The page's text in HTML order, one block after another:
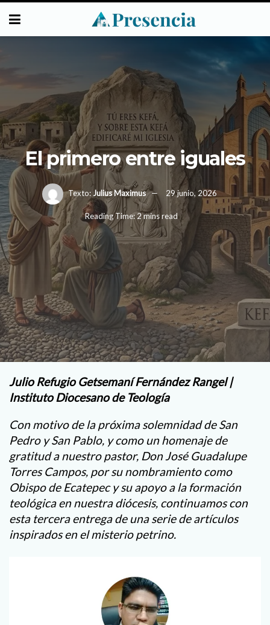
El primero entre iguales
Texto: Julius Maximus 29 junio, 2026
Reading Time: 2 mins read
Julio Refugio Getsemaní Fernández Rangel |
Instituto Diocesano de Teología
Con motivo de la próxima solemnidad de San
Pedro y San Pablo, y como un homenaje de
gratitud a nuestro pastor, Don José Guadalupe
Torres Campos, por su nombramiento como
Obispo de Ecatepec y su apoyo a la formación
teológica en nuestra diócesis, continuamos con
esta tercera entrega de una serie de artículos
inspirados en el misterio petrino.